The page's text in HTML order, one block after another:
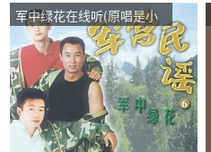
军中绿花在线听(原唱是小
曾)，我是军人演唱点播:65
次